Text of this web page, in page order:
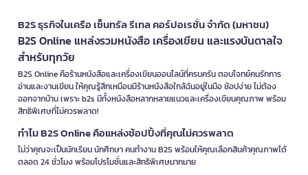
B2S ธุรกิจในเครือ เซ็นทรัล รีเทล คอร์ปอเรชั่น จำกัด (มหาชน)
B2S Online แหล่งรวมหนังสือ เครื่องเขียน และแรงบันดาลใจ
สำหรับทุกวัย
B2S Online คือร้านหนังสือและเครื่องเขียนออนไลน์ที่ครบครัน ตอบโจทย์คนรักการ
อ่านและงานเขียน ให้คุณรู้สึกเหมือนมีร้านหนังสือใกล้ฉันอยู่ในมือ ช้อปง่าย ไม่ต้อง
ออกจากบ้าน เพราะ b2s มีทั้งหนังสือหลากหลายแนวและเครื่องเขียนคุณภาพ พร้อม
สิทธิพิเศษที่ไม่ควรพลาด!
ทำไม B2S Online คือแหล่งช้อปปิ้งที่คุณไม่ควรพลาด
ไม่ว่าคุณจะเป็นนักเรียน นักศึกษา คนทำงาน B2S พร้อมให้คุณเลือกสินค้าคุณภาพได้
ตลอด 24 ชั่วโมง พร้อมโปรโมชั่นและสิทธิพิเศษมากมาย